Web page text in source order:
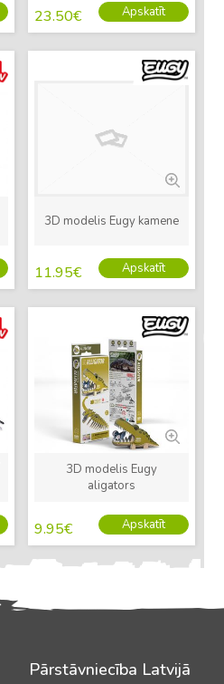
23.50€ Apskatīt
3D modelis Eugy kamene
11.95€ Apskatīt
3D modelis Eugy
aligators
9.95€ Apskatīt
Pārstāvniecība Latvijā